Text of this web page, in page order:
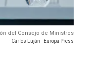
del Consejo de Ministros
- Carlos Luján - Europa Press